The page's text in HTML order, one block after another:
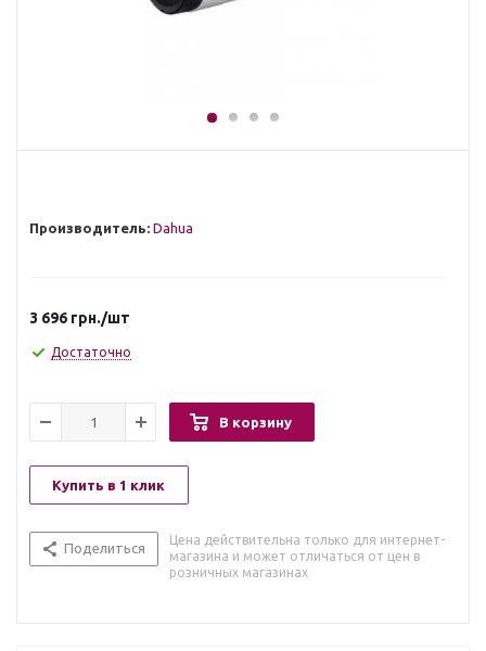
Производитель: Dahua
3 696 грн./шт
Достаточно
В корзину
Купить в 1 клик
Поделиться
Цена действительна только для интернет-
магазина и может отличаться от цен в
розничных магазинах